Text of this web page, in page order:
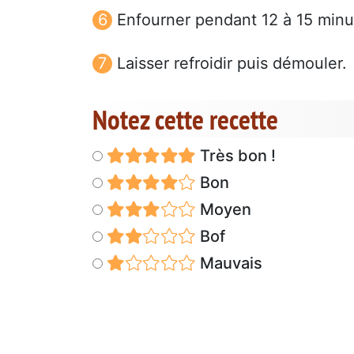
Enfourner pendant 12 à 15
Laisser refroidir puis démouler.
Notez cette recette
Très bon !
Bon
Moyen
Bof
Mauvais